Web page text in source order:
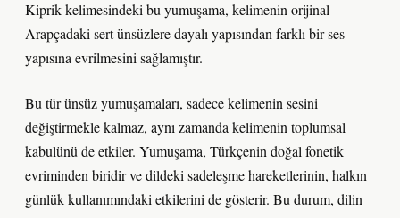
Kiprik kelimesindeki bu yumuşama, kelimenin orijinal
Arapçadaki sert ünsüzlere dayalı yapısından farklı bir ses
yapısına evrilmesini sağlamıştır.
Bu tür ünsüz yumuşamaları, sadece kelimenin sesini
değiştirmekle kalmaz, aynı zamanda kelimenin toplumsal
kabulünü de etkiler. Yumuşama, Türkçenin doğal fonetik
evriminden biridir ve dildeki sadeleşme hareketlerinin, halkın
günlük kullanımındaki etkilerini de gösterir. Bu durum, dilin